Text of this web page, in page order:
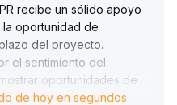
recibe un sólido apoyo
oportunidad de
del proyecto.
el sentimiento del
oportunidades de
tener precaución ante
de hoy en segundos